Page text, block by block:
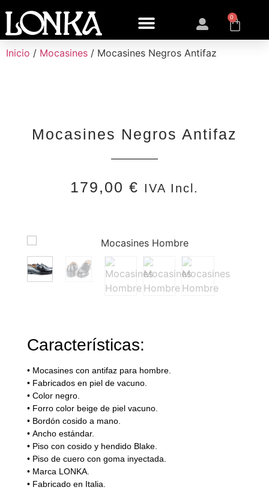
0
Inicio / Mocasines / Mocasines Negros Antifaz
Mocasines Negros Antifaz
179,00 € IVA Incl.
Características:
• Mocasines con antifaz para hombre.
• Fabricados en piel de vacuno.
• Color negro.
• Forro color beige de piel vacuno.
• Bordón cosido a mano.
• Ancho estándar.
• Piso con cosido y hendido Blake.
• Piso de cuero con goma inyectada.
• Marca LONKA.
• Fabricado en Italia.